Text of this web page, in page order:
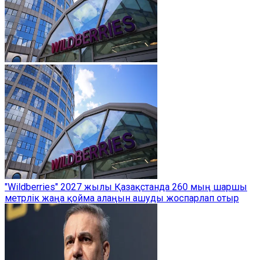
"Wildberries" 2027 жылы Қазақстанда 260 мың шаршы
метрлік жаңа қойма алаңын ашуды жоспарлап отыр